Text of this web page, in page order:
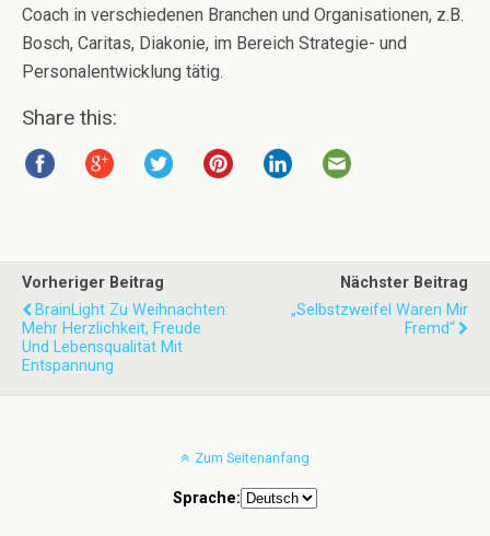
Coach in verschiedenen Branchen und Organisationen, z.B.
Bosch, Caritas, Diakonie, im Bereich Strategie- und
Personalentwicklung tätig.
Share this:
Vorheriger Beitrag
BrainLight Zu Weihnachten:
Mehr Herzlichkeit, Freude
Und Lebensqualität Mit
Entspannung
Nächster Beitrag
„Selbstzweifel Waren Mir
Fremd“
Zum Seitenanfang
Sprache: